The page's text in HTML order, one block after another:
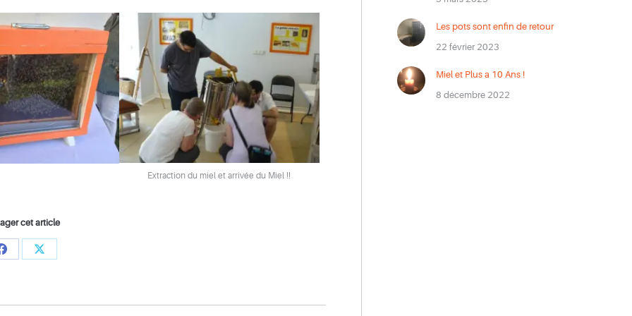
Extraction du miel et arrivée du Miel !!
cet article
Share
Share
Les pots sont enfin de retour
22 février 2023
Miel et Plus a 10 Ans !
8 décembre 2022